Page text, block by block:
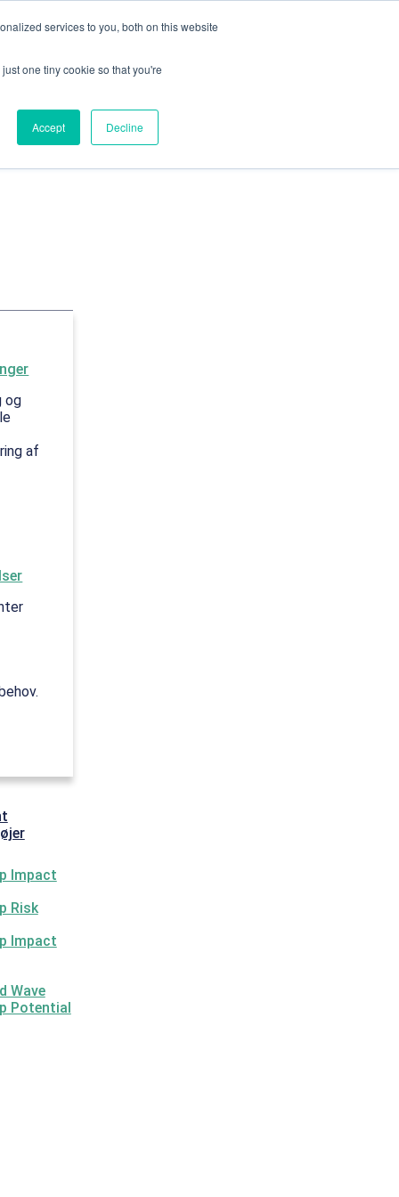
services to you, both on this website
one tiny cookie so that you're
Accept Decline
og
af
Impact
Risk
Impact
Wave
Potential